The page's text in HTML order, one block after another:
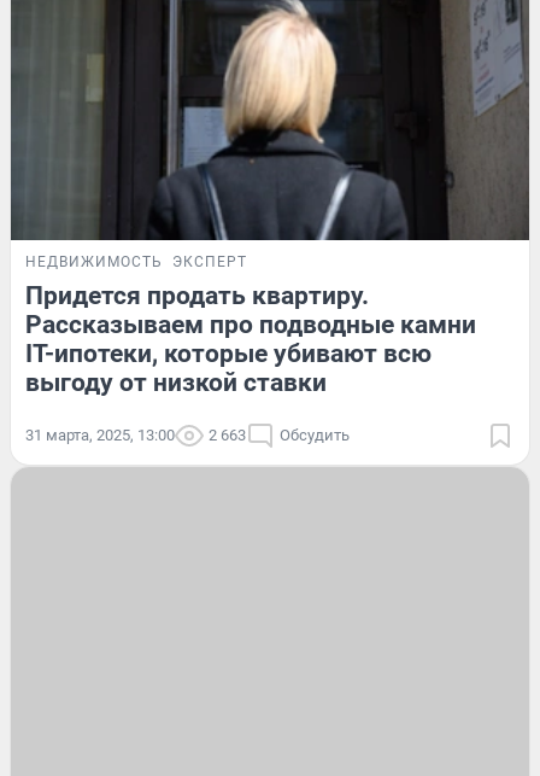
НЕДВИЖИМОСТЬ ЭКСПЕРТ
Придется продать квартиру.
Рассказываем про подводные камни
IT-ипотеки, которые убивают всю
выгоду от низкой ставки
31 марта, 2025, 13:00 2 663 Обсудить